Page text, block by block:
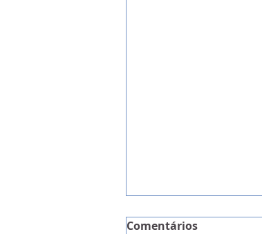
Comentários